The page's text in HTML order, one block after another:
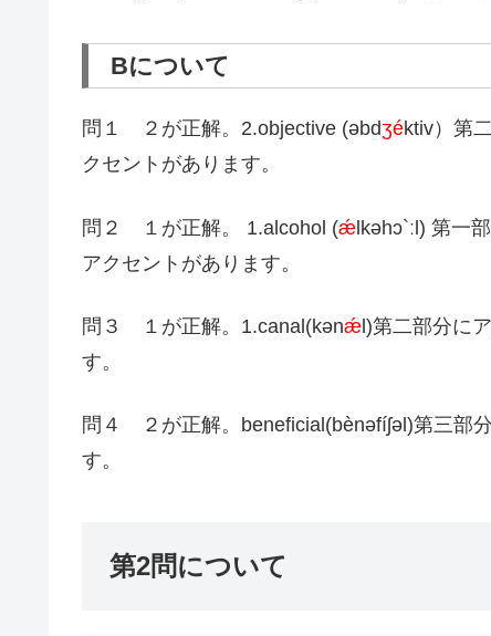
Bについて
問１ ２が正解。2.objective (əbdʒéktiv）第
クセントがあります。
問２ １が正解。 1.alcohol (ǽlkəhɔ`ːl) 第一
アクセントがあります。
問３ １が正解。1.canal(kənǽl)第二部分に
す。
問４ ２が正解。beneficial(bènəfíʃəl)第三部
す。
第2問について